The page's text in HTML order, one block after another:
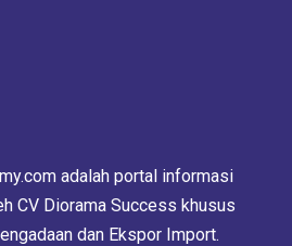
adalah portal informasi
CV Diorama Success khusus
dan Ekspor Import.